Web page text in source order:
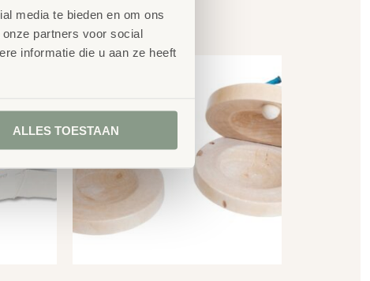
media te bieden en om ons
partners voor social
informatie die u aan ze heeft
ALLES TOESTAAN